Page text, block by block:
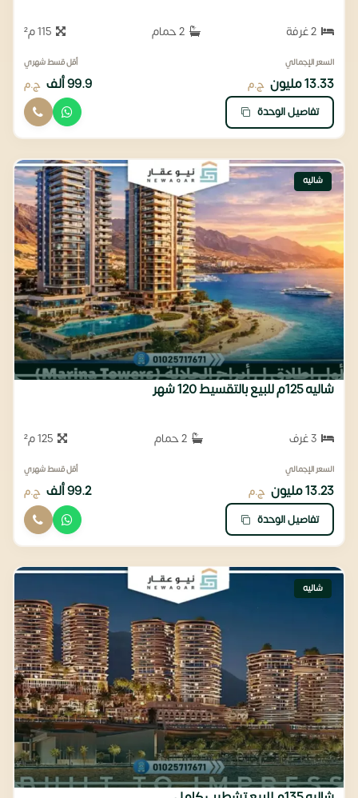
2 حمام 115 م²
السعر الإجمالي
13.33 مليون ج.م
أقل قسط شهري
99.9 ألف ج.م
تفاصيل الوحدة
شاليه
شاليه 125م للبيع بالتقسيط 120 شهر
2 حمام 125 م²
السعر الإجمالي
13.23 مليون ج.م
أقل قسط شهري
99.2 ألف ج.م
تفاصيل الوحدة
شاليه